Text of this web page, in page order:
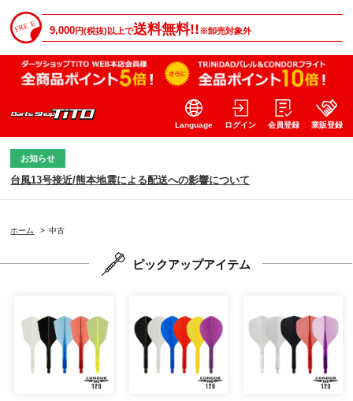
9,000円(税抜)以上で送料無料!!※卸売対象外
Language ログイン 会員登録 業販登録
お知らせ
台風13号接近/熊本地震による配送への影響について
ホーム > 中古
ピックアップアイテム